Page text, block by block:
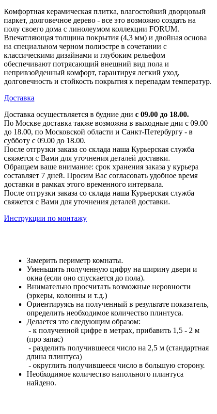
Комфортная керамическая плитка, влагостойкий дворцовый
паркет, долговечное дерево - все это возможно создать на
полу своего дома с линолеумом коллекции FORUM.
Впечатляющая толщина покрытия (4,3 мм) и двойная основа
на специальном черном полиэстре в сочетании с
классическими дизайнами и глубоким рельефом
обеспечивают потрясающий внешний вид пола и
непривзойденный комфорт, гарантируя легкий уход,
долговечность и стойкость покрытия к перепадам температур.
Доставка
Доставка осуществляется в будние дни с 09.00 до 18.00.
По Москве доставка также возможна в выходные дни с 09.00
до 18.00, по Московской области и Санкт-Петербургу - в
субботу с 09.00 до 18.00.
После отгрузки заказа со склада наша Курьерская служба
свяжется с Вами для уточнения деталей доставки.
Обращаем ваше внимание: срок хранения заказа у курьера
составляет 7 дней. Просим Вас согласовать удобное время
доставки в рамках этого временного интервала.
После отгрузки заказа со склада наша Курьерская служба
свяжется с Вами для уточнения деталей доставки.
Инструкции по монтажу
Замерить периметр комнаты.
Уменьшить полученную цифру на ширину двери и
окна (если оно спускается до пола).
Внимательно просчитать возможные неровности
(эркеры, колонны и т.д.)
Ориентируясь на полученный в результате показатель,
определить необходимое количество плинтуса.
Делается это следующим образом:
- к полученной цифре в метрах, прибавить 1,5 - 2 м
(про запас)
- разделить получившееся число на 2,5 м (стандартная
длина плинтуса)
- округлить получившееся число в большую сторону.
Необходимое количество напольного плинтуса
найдено.